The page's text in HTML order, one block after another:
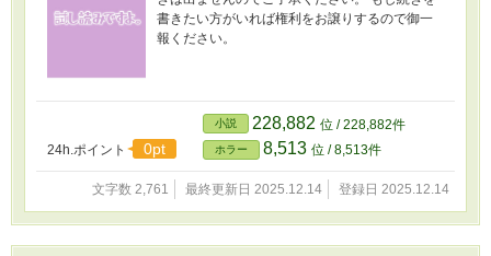
書きたい方がいれば権利をお譲りするので御一
報ください。
24h.ポイント 0pt
小説 228,882 位 / 228,882件
ホラー 8,513 位 / 8,513件
文字数 2,761 最終更新日 2025.12.14 登録日 2025.12.14